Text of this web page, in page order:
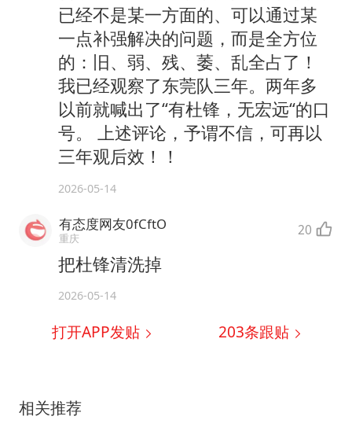
已经不是某一方面的、可以通过某
一点补强解决的问题，而是全方位
的：旧、弱、残、萎、乱全占了！
我已经观察了东莞队三年。两年多
以前就喊出了“有杜锋，无宏远“的口
号。 上述评论，予谓不信，可再以
三年观后效！！
2026-05-14
有态度网友0fCftO
重庆 20
把杜锋清洗掉
2026-05-14
打开APP发贴 203条跟贴
相关推荐